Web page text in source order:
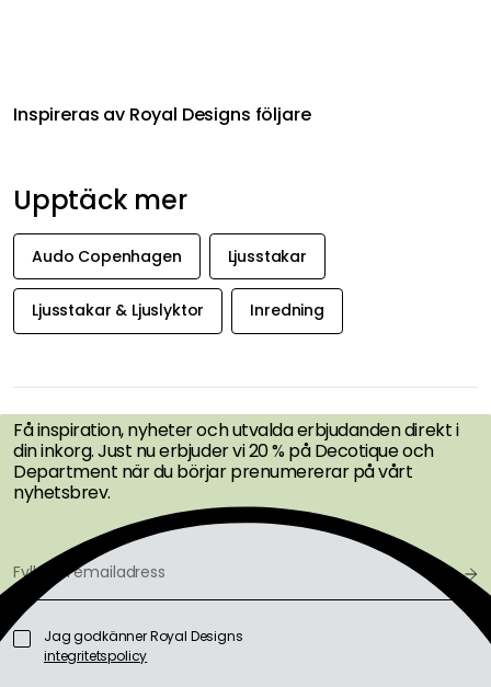
Inspireras av Royal Designs följare
Upptäck mer
Audo Copenhagen Ljusstakar
Ljusstakar & Ljuslyktor Inredning
FÅ INSPIRATION &
ERBJUDANDEN FÖRST
Få inspiration, nyheter och utvalda erbjudanden direkt i
din inkorg. Just nu erbjuder vi 20 % på Decotique och
Department när du börjar prenumererar på vårt
nyhetsbrev.
Jag godkänner Royal Designs
integritetspolicy